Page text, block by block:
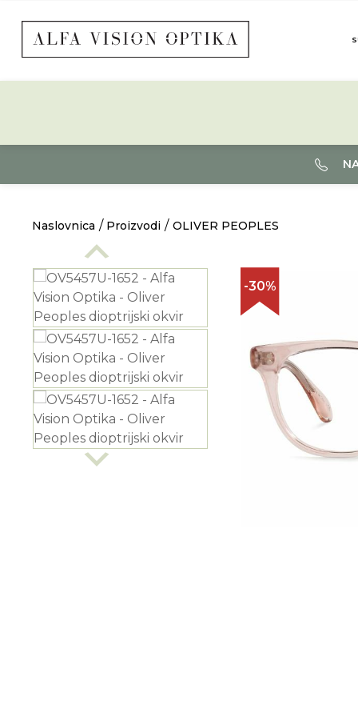
Naslovnica Proizvodi OLIVER PEOPLES
-30%